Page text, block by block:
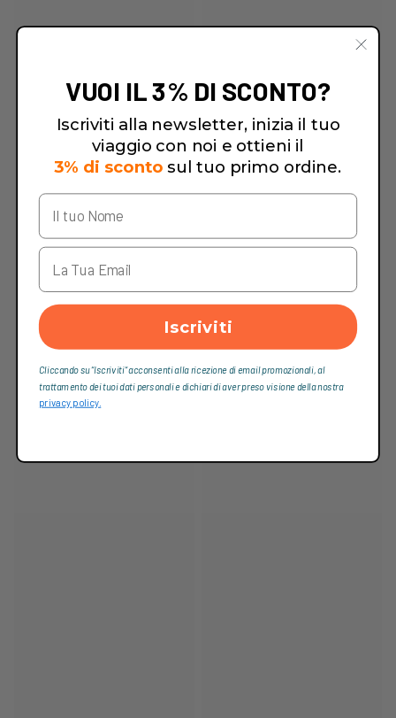
VUOI IL 3% DI SCONTO?
Iscriviti alla newsletter, inizia il tuo
viaggio con noi e ottieni il
3% di sconto sul tuo primo ordine.
Iscriviti
Cliccando su “Iscriviti“ acconsenti alla ricezione di email promozionali, al
trattamento dei tuoi dati personali e dichiari di aver preso visione della nostra
privacy policy.